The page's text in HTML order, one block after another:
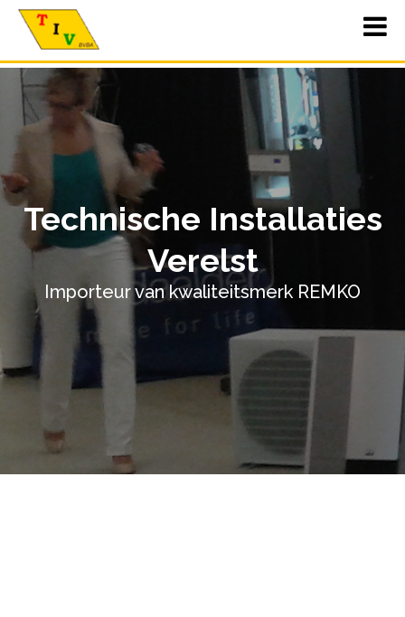
Technische Installaties
Verelst
Importeur van kwaliteitsmerk REMKO